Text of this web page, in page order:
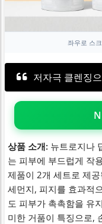
좌우로 스
저자극 클렌징
상품 소개: 뉴트로지나
는 피부에 부드럽게 작
제품이 2개 세트로 제
세먼지, 피지를 효과적
도 피부가 촉촉함을 유
미한 거품이 특징으로,